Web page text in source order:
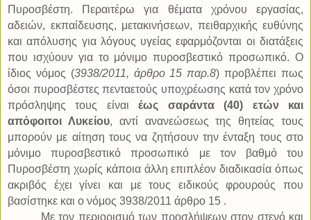
Πυροσβέστη. Περαιτέρω για θέματα χρόνου εργασίας,
αδειών, εκπαίδευσης, μετακινήσεων, πειθαρχικής ευθύνης
και απόλυσης για λόγους υγείας εφαρμόζονται οι διατάξεις
που ισχύουν για το μόνιμο πυροσβεστικό προσωπικό. Ο
ίδιος νόμος (3938/2011, άρθρο 15 παρ.8) προβλέπει πως
όσοι πυροσβέστες πενταετούς υποχρέωσης κατά τον χρόνο
πρόσληψης τους είναιέως σαράντα (40) ετών και
απόφοιτοι Λυκείου, αντί ανανεώσεως της θητείας τους
μπορούν με αίτηση τους να ζητήσουν την ένταξη τους στο
μόνιμο πυροσβεστικό προσωπικό με τον βαθμό του
Πυροσβέστη χωρίς κάποια άλλη επιπλέον διαδικασία όπως
ακριβός έχει γίνει και με τους ειδικούς φρουρούς που
βασίστηκε και ο νόμος 3938/2011 άρθρο 15 .
Με τον περιορισμό των προσλήψεων στον στενό και